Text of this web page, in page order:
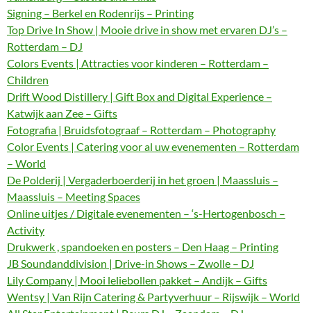
Signing – Berkel en Rodenrijs – Printing
Top Drive In Show | Mooie drive in show met ervaren DJ’s –
Rotterdam – DJ
Colors Events | Attracties voor kinderen – Rotterdam –
Children
Drift Wood Distillery | Gift Box and Digital Experience –
Katwijk aan Zee – Gifts
Fotografia | Bruidsfotograaf – Rotterdam – Photography
Color Events | Catering voor al uw evenementen – Rotterdam
– World
De Polderij | Vergaderboerderij in het groen | Maassluis –
Maassluis – Meeting Spaces
Online uitjes / Digitale evenementen – ‘s-Hertogenbosch –
Activity
Drukwerk , spandoeken en posters – Den Haag – Printing
JB Soundanddivision | Drive-in Shows – Zwolle – DJ
Lily Company | Mooi leliebollen pakket – Andijk – Gifts
Wentsy | Van Rijn Catering & Partyverhuur – Rijswijk – World